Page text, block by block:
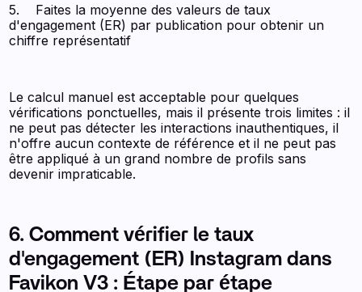
5. Faites la moyenne des valeurs de taux
d'engagement (ER) par publication pour obtenir un
chiffre représentatif
Le calcul manuel est acceptable pour quelques
vérifications ponctuelles, mais il présente trois limites : il
ne peut pas détecter les interactions inauthentiques, il
n'offre aucun contexte de référence et il ne peut pas
être appliqué à un grand nombre de profils sans
devenir impraticable.
6. Comment vérifier le taux
d'engagement (ER) Instagram dans
Favikon V3 : Étape par étape